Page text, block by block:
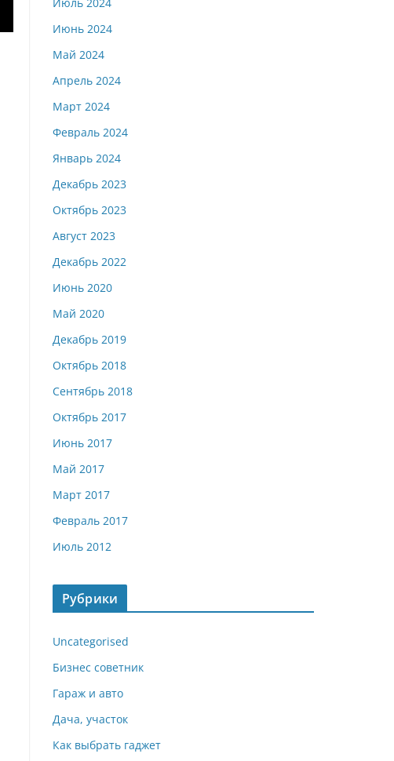
Июнь 2024
Май 2024
Апрель 2024
Март 2024
Февраль 2024
Январь 2024
Декабрь 2023
Октябрь 2023
Август 2023
Декабрь 2022
Июнь 2020
Май 2020
Декабрь 2019
Октябрь 2018
Сентябрь 2018
Октябрь 2017
Июнь 2017
Май 2017
Март 2017
Февраль 2017
Июль 2012
Рубрики
Uncategorised
Бизнес советник
Гараж и авто
Дача, участок
Как выбрать гаджет